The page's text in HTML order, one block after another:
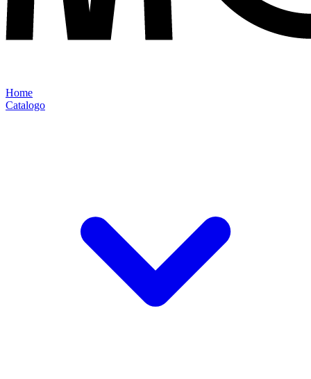
Home
Catalogo